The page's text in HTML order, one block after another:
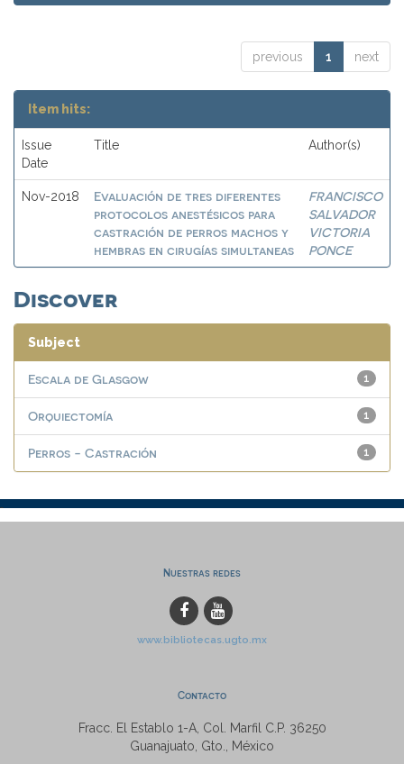
previous 1 next
Item hits:
Issue
Date
Title Author(s)
Nov-2018
Evaluación de tres diferentes
protocolos anestésicos para
castración de perros machos y
hembras en cirugías simultaneas
FRANCISCO
SALVADOR
VICTORIA
PONCE
Discover
Subject
1
Escala de Glasgow
1
Orquiectomía
1
Perros - Castración
Nuestras redes
www.bibliotecas.ugto.mx
Contacto
Fracc. El Establo 1-A, Col. Marfil C.P. 36250
Guanajuato, Gto., México